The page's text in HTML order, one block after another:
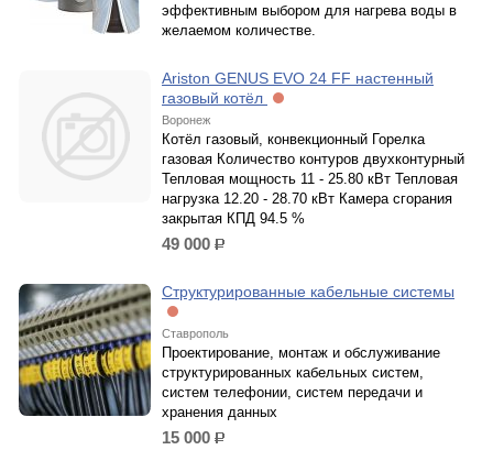
эффективным выбором для нагрева воды в
желаемом количестве.
Ariston GENUS EVO 24 FF настенный
газовый котёл
Воронеж
Котёл газовый, конвекционный Горелка
газовая Количество контуров двухконтурный
Тепловая мощность 11 - 25.80 кВт Тепловая
нагрузка 12.20 - 28.70 кВт Камера сгорания
закрытая КПД 94.5 %
49 000 р.
Структурированные кабельные системы
Ставрополь
Проектирование, монтаж и обслуживание
структурированных кабельных систем,
систем телефонии, систем передачи и
хранения данных
15 000 р.